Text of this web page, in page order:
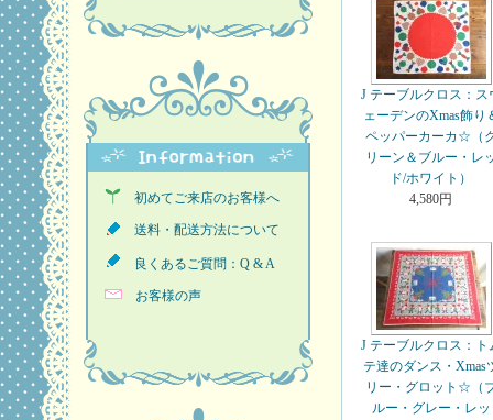
初めてご来店のお客様へ
送料・配送方法について
良くあるご質問：Q & A
お客様の声
J テーブルクロス：ス
ェーデンのXmas飾り
ペッパーカーカ☆（
リーン＆ブルー・レ
ド/ホワイト）
4,580円
J テーブルクロス：ト
テ達のダンス・Xmas
リー・グロット☆（
ルー・グレー・レッ